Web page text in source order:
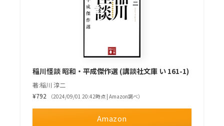
稲川怪談 昭和・平成傑作選 (講談社文庫 い 161-1)
著:稲川 淳二
¥792
（2024/09/01 20:42時点 | Amazon調べ）
Amazon